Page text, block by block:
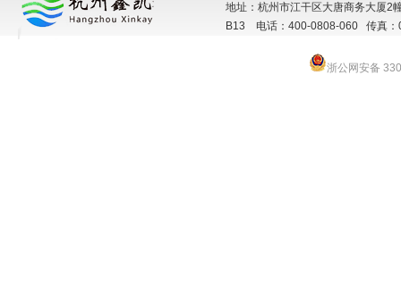
地址：杭州市江干区大唐商务大厦2
B13 电话：400-0808-060 传真：
浙公网安备